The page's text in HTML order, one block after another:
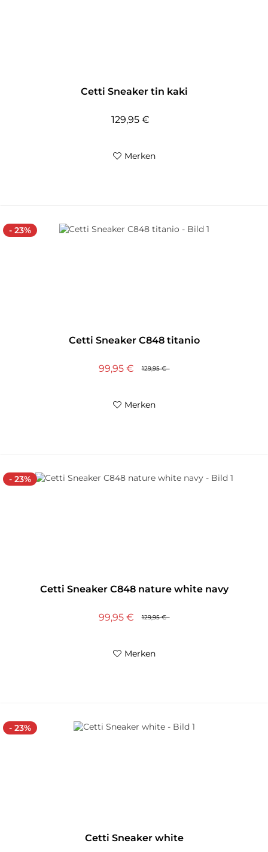
Cetti Sneaker tin kaki
129,95 €
Merken
- 23%
Cetti Sneaker C848 titanio
129,95 €
99,95 €
Merken
- 23%
Cetti Sneaker C848 nature white navy
129,95 €
99,95 €
Merken
- 23%
Cetti Sneaker white